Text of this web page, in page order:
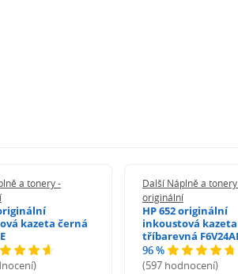
a tonery -
kazeta černá
Další Náplně a
originální
HP 652 originální
inkoustová kazeta
tříbarevná
96 %
(597 hodnocení)